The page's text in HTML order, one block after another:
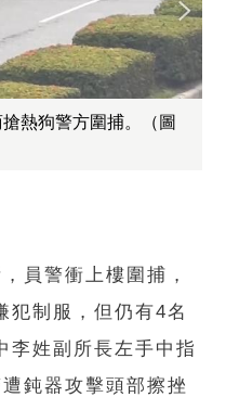
熱狗警方圍捕。（圖
員警衝上樓圍捕，
犯制服，但仍有4名
李姓副所長左手中指
鈍器攻擊頭部擦挫